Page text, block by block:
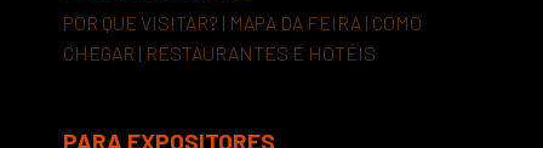
POR QUE VISITAR? | MAPA DA FEIRA | COMO
CHEGAR | RESTAURANTES E HOTÉIS
PARA EXPOSITORES